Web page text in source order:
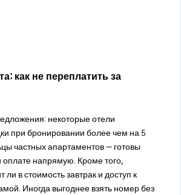
как не переплатить за
некоторые отели
при бронировании более чем на 5
частных апартаментов — готовы
оплате напрямую. Кроме того,
ли в стоимость завтрак и доступ к
Иногда выгоднее взять номер без